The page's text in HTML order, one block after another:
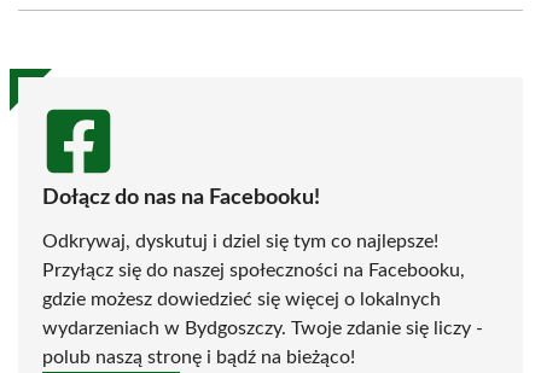
(Twitter)
Dołącz do nas na Facebooku!
Odkrywaj, dyskutuj i dziel się tym co najlepsze!
Przyłącz się do naszej społeczności na Facebooku,
gdzie możesz dowiedzieć się więcej o lokalnych
wydarzeniach w Bydgoszczy. Twoje zdanie się liczy -
polub naszą stronę i bądź na bieżąco!